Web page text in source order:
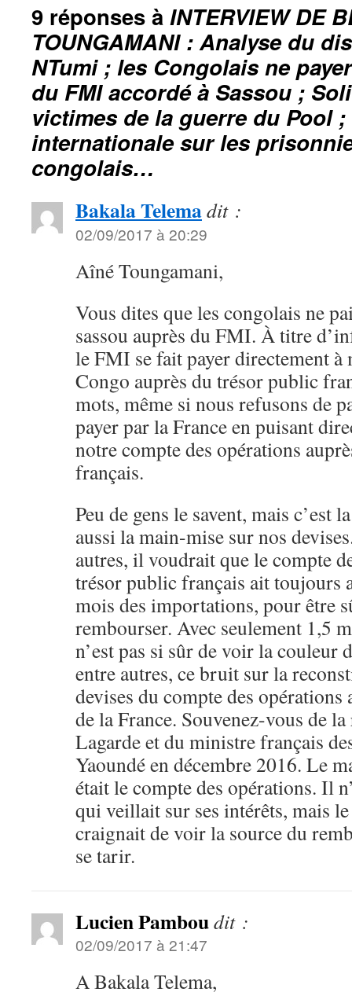
9 réponses à INTERVIEW DE
TOUNGAMANI : Analyse du
NTumi ; les Congolais ne
du FMI accordé à Sassou ;
victimes de la guerre du Pool
internationale sur les
congolais…
Bakala Telemadit :
02/09/2017 à 20:29
Aîné Toungamani,
Vous dites que les congolais ne
sassou auprès du FMI. À titre
le FMI se fait payer directement à
Congo auprès du trésor public
mots, même si nous refusons de
payer par la France en puisant
notre compte des opérations
français.
Peu de gens le savent, mais c’est
aussi la main-mise sur nos
autres, il voudrait que le compte
trésor public français ait toujours
mois des importations, pour être
rembourser. Avec seulement 1,5
n’est pas si sûr de voir la couleur
entre autres, ce bruit sur la
devises du compte des
de la France. Souvenez-vous de
Lagarde et du ministre français
Yaoundé en décembre 2016. Le
était le compte des opérations. Il
qui veillait sur ses intérêts, mais
craignait de voir la source du
se tarir.
Lucien Pamboudit :
02/09/2017 à 21:47
A Bakala Telema,